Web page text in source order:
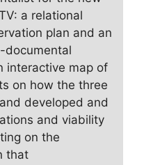
a relational
plan and an
documental
interactive map of
on how the three
developed and
and viability
on the
that